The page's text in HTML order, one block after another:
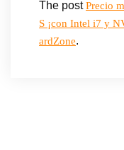
The postPrecio
S ¡con Intel i7 y
ardZone.